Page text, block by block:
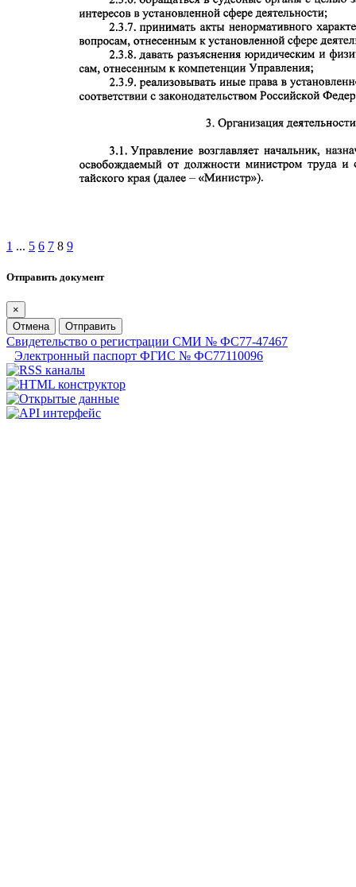
1 ... 5 6 7 8 9
Отправить документ
×
Отмена
Отправить
Свидетельство о регистрации СМИ № ФС77-47467
Электронный паспорт ФГИС № ФС77110096